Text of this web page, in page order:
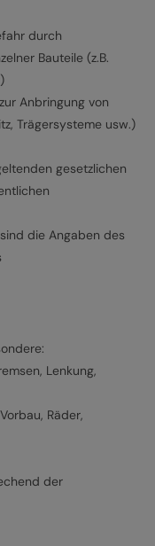
durch
Bauteile (z.B.
Anbringung von
Trägersysteme usw.)
gesetzlichen
die Angaben des
Lenkung,
Räder,
der